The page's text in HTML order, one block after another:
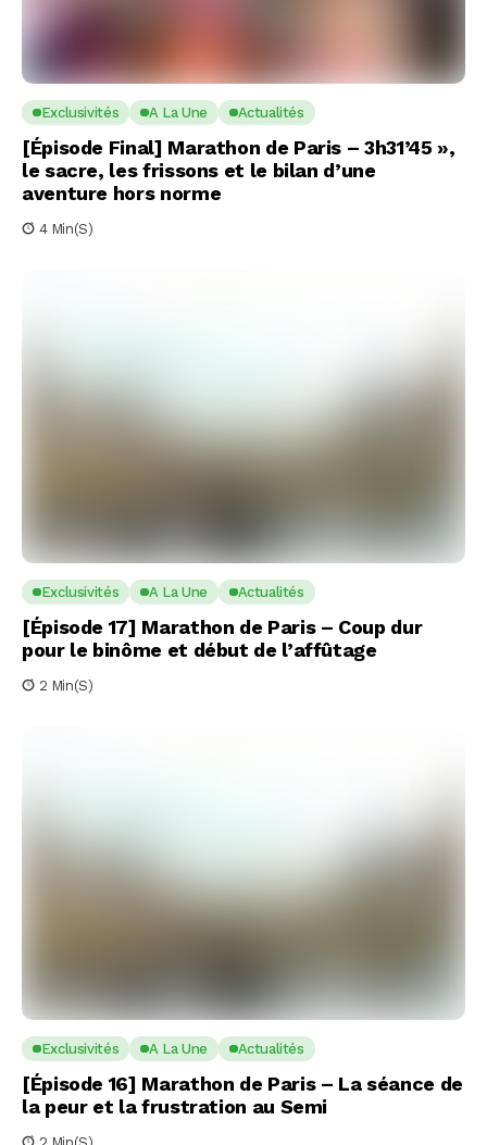
Exclusivités A La Une Actualités
[Épisode Final] Marathon de Paris – 3h31’45 »,
le sacre, les frissons et le bilan d’une
aventure hors norme
4 Min(s)
Exclusivités A La Une Actualités
[Épisode 17] Marathon de Paris – Coup dur
pour le binôme et début de l’affûtage
2 Min(s)
Exclusivités A La Une Actualités
[Épisode 16] Marathon de Paris – La séance de
la peur et la frustration au Semi